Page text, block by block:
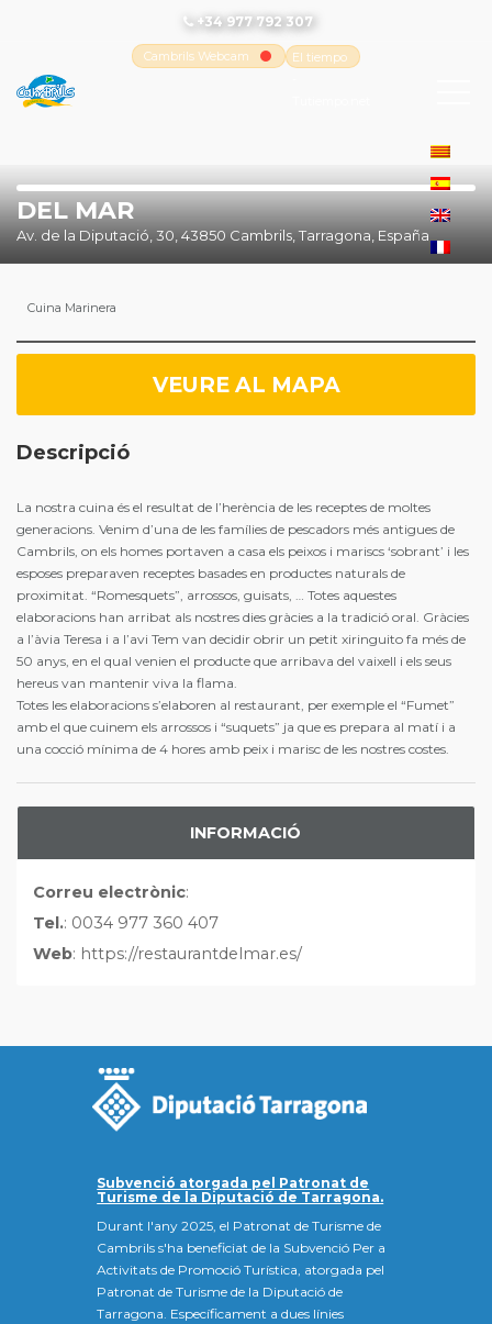
+34 977 792 307
Cambrils Webcam
El tiempo
DEL MAR
Av. de la Diputació, 30, 43850 Cambrils, Tarragona, España
Cuina Marinera
VEURE AL MAPA
Descripció
La nostra cuina és el resultat de l’herència de les receptes de moltes
generacions. Venim d’una de les famílies de pescadors més antigues de
Cambrils, on els homes portaven a casa els peixos i mariscs ‘sobrant’ i les
esposes preparaven receptes basades en productes naturals de
proximitat. “Romesquets”, arrossos, guisats, … Totes aquestes
elaboracions han arribat als nostres dies gràcies a la tradició oral. Gràcies
a l’àvia Teresa i a l’avi Tem van decidir obrir un petit xiringuito fa més de
50 anys, en el qual venien el producte que arribava del vaixell i els seus
hereus van mantenir viva la flama.
Totes les elaboracions s’elaboren al restaurant, per exemple el “Fumet”
amb el que cuinem els arrossos i “suquets” ja que es prepara al matí i a
una cocció mínima de 4 hores amb peix i marisc de les nostres costes.
INFORMACIÓ
Correu electrònic:
Tel.: 0034 977 360 407
Web: https://restaurantdelmar.es/
Subvenció atorgada pel Patronat de
Turisme de la Diputació de Tarragona.
Durant l'any 2025, el Patronat de Turisme de
Cambrils s'ha beneficiat de la Subvenció Per a
Activitats de Promoció Turística, atorgada pel
Patronat de Turisme de la Diputació de
Tarragona. Específicament a dues línies